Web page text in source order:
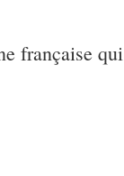
française qui